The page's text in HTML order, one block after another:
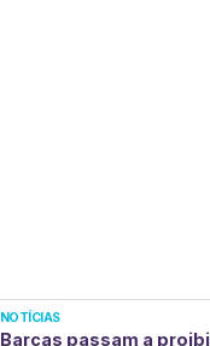
NOTÍCIAS
Barcas passam a